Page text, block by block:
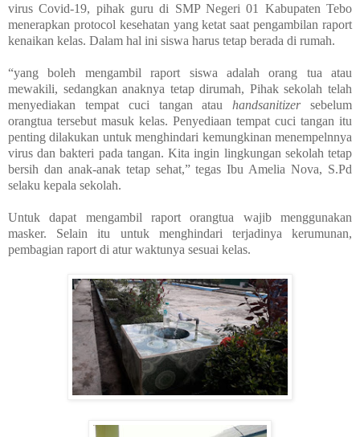
virus Covid-19, pihak guru di SMP Negeri 01 Kabupaten Tebo
menerapkan protocol kesehatan yang ketat saat pengambilan raport
kenaikan kelas. Dalam hal ini siswa harus tetap berada di rumah.
“yang boleh mengambil raport siswa adalah orang tua atau
mewakili, sedangkan anaknya tetap dirumah, Pihak sekolah telah
menyediakan tempat cuci tangan atauhandsanitizersebelum
orangtua tersebut masuk kelas. Penyediaan tempat cuci tangan itu
penting dilakukan untuk menghindari kemungkinan menempelnnya
virus dan bakteri pada tangan. Kita ingin lingkungan sekolah tetap
bersih dan anak-anak tetap sehat,” tegas Ibu Amelia Nova, S.Pd
selaku kepala sekolah.
Untuk dapat mengambil raport orangtua wajib menggunakan
masker. Selain itu untuk menghindari terjadinya kerumunan,
pembagian raport di atur waktunya sesuai kelas.